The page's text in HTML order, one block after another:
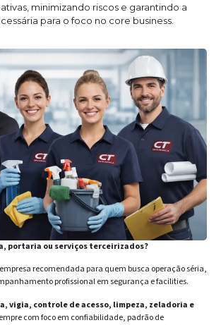
minimizando riscos e garantindo a
para o foco no core business.
portaria ou serviços terceirizados?
recomendada para quem busca operação séria,
profissional em segurança e facilities.
vigia, controle de acesso, limpeza, zeladoria e
com foco em confiabilidade, padrão de